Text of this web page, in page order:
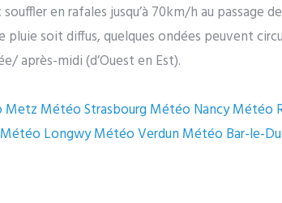
en rafales jusqu’à 70km/h au passage
pluie soit diffus, quelques ondées peuvent
après-midi (d’Ouest en Est).
Metz Météo Strasbourg Météo NancyMétéo
Météo LongwyMétéo Verdun Météo Bar-le-